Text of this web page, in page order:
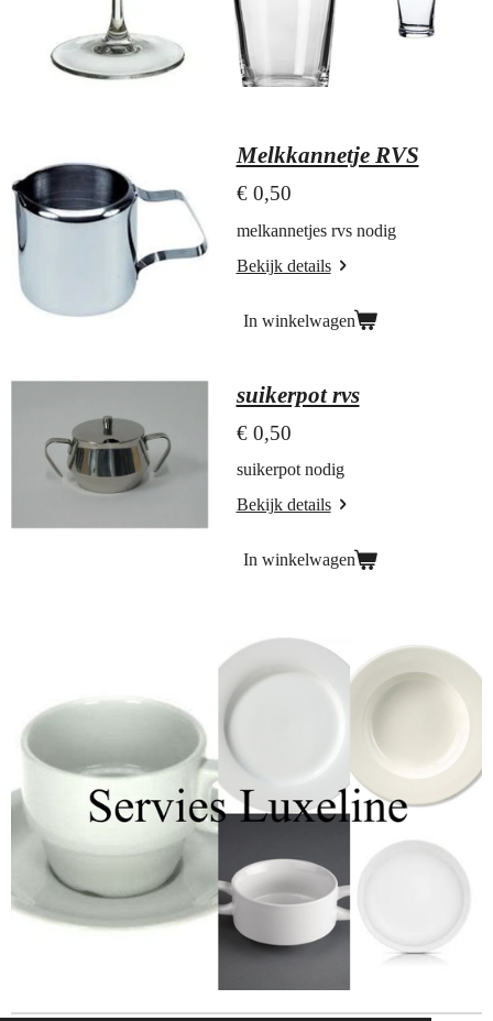
Melkkannetje RVS
€ 0,50
melkannetjes rvs nodig
Bekijk details
In winkelwagen
suikerpot rvs
€ 0,50
suikerpot nodig
Bekijk details
In winkelwagen